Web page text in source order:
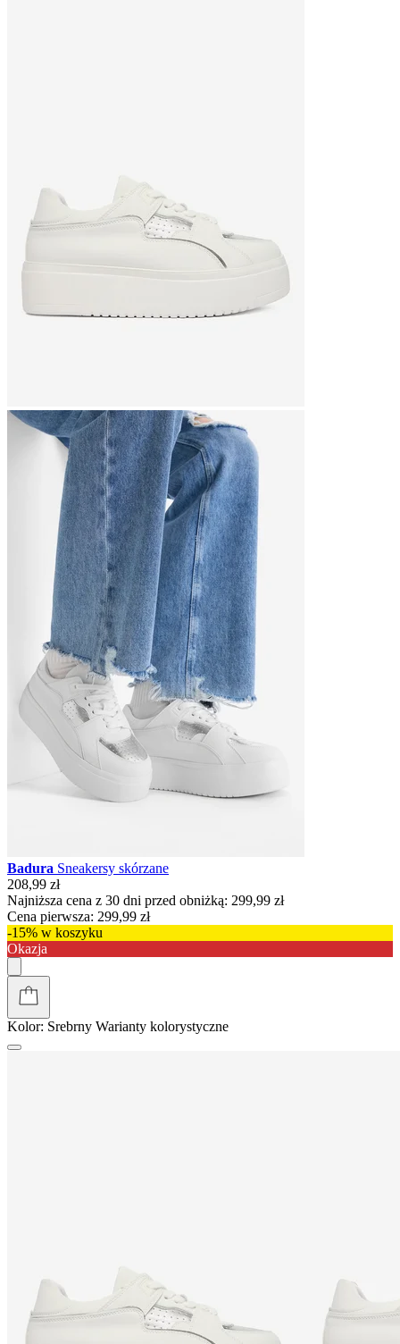
Badura Sneakersy skórzane
208,99 zł
Najniższa cena z 30 dni przed obniżką: 299,99 zł
Cena pierwsza: 299,99 zł
-15% w koszyku
Okazja
Kolor: Srebrny Warianty kolorystyczne